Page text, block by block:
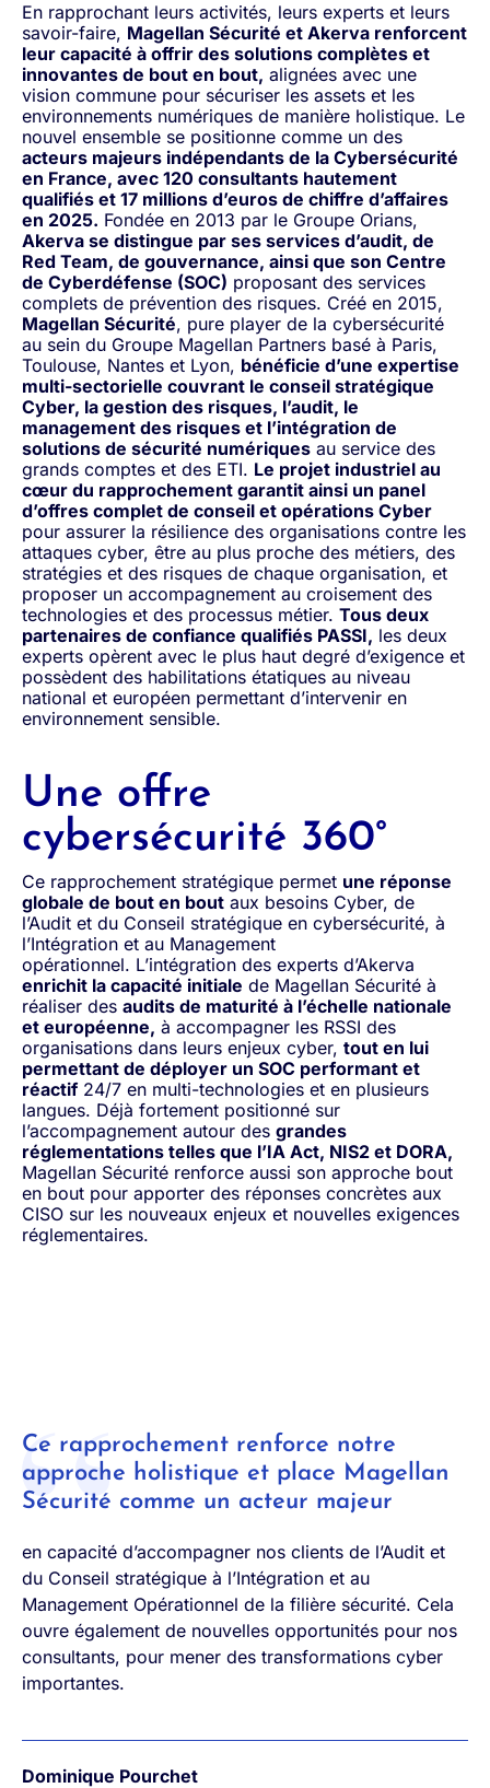
En rapprochant leurs activités, leurs experts et leurs
savoir-faire, Magellan Sécurité et Akerva renforcent
leur capacité à offrir des solutions complètes et
innovantes de bout en bout, alignées avec une
vision commune pour sécuriser les assets et les
environnements numériques de manière holistique. Le
nouvel ensemble se positionne comme un des
acteurs majeurs indépendants de la Cybersécurité
en France, avec 120 consultants hautement
qualifiés et 17 millions d’euros de chiffre d’affaires
en 2025. Fondée en 2013 par le Groupe Orians,
Akerva se distingue par ses services d’audit, de
Red Team, de gouvernance, ainsi que son Centre
de Cyberdéfense (SOC) proposant des services
complets de prévention des risques. Créé en 2015,
Magellan Sécurité, pure player de la cybersécurité
au sein du Groupe Magellan Partners basé à Paris,
Toulouse, Nantes et Lyon, bénéficie d’une expertise
multi-sectorielle couvrant le conseil stratégique
Cyber, la gestion des risques, l’audit, le
management des risques et l’intégration de
solutions de sécurité numériques au service des
grands comptes et des ETI. Le projet industriel au
cœur du rapprochement garantit ainsi un panel
d’offres complet de conseil et opérations Cyber
pour assurer la résilience des organisations contre les
attaques cyber, être au plus proche des métiers, des
stratégies et des risques de chaque organisation, et
proposer un accompagnement au croisement des
technologies et des processus métier. Tous deux
partenaires de confiance qualifiés PASSI, les deux
experts opèrent avec le plus haut degré d’exigence et
possèdent des habilitations étatiques au niveau
national et européen permettant d’intervenir en
environnement sensible.
Une offre
cybersécurité 360°
Ce rapprochement stratégique permet une réponse
globale de bout en bout aux besoins Cyber, de
l’Audit et du Conseil stratégique en cybersécurité, à
l’Intégration et au Management
opérationnel. L’intégration des experts d’Akerva
enrichit la capacité initiale de Magellan Sécurité à
réaliser des audits de maturité à l’échelle nationale
et européenne, à accompagner les RSSI des
organisations dans leurs enjeux cyber, tout en lui
permettant de déployer un SOC performant et
réactif24/7 en multi-technologies et en plusieurs
langues. Déjà fortement positionné sur
l’accompagnement autour des grandes
réglementations telles que l’IA Act, NIS2 et DORA,
Magellan Sécurité renforce aussi son approche bout
en bout pour apporter des réponses concrètes aux
CISO sur les nouveaux enjeux et nouvelles exigences
réglementaires.
Ce rapprochement renforce notre
approche holistique et place Magellan
Sécurité comme un acteur majeur
en capacité d’accompagner nos clients de l’Audit et
du Conseil stratégique à l’Intégration et au
Management Opérationnel de la filière sécurité. Cela
ouvre également de nouvelles opportunités pour nos
consultants, pour mener des transformations cyber
importantes.
Dominique Pourchet